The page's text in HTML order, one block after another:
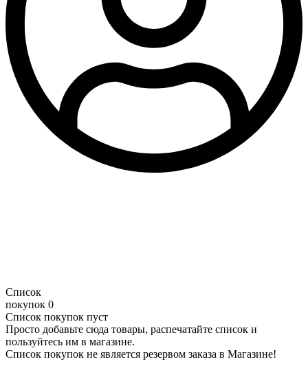
Список
покупок 0
Список покупок пуст
Просто добавьте сюда товары, распечатайте список и
пользуйтесь им в магазине.
Список покупок не является резервом заказа в Магазине!